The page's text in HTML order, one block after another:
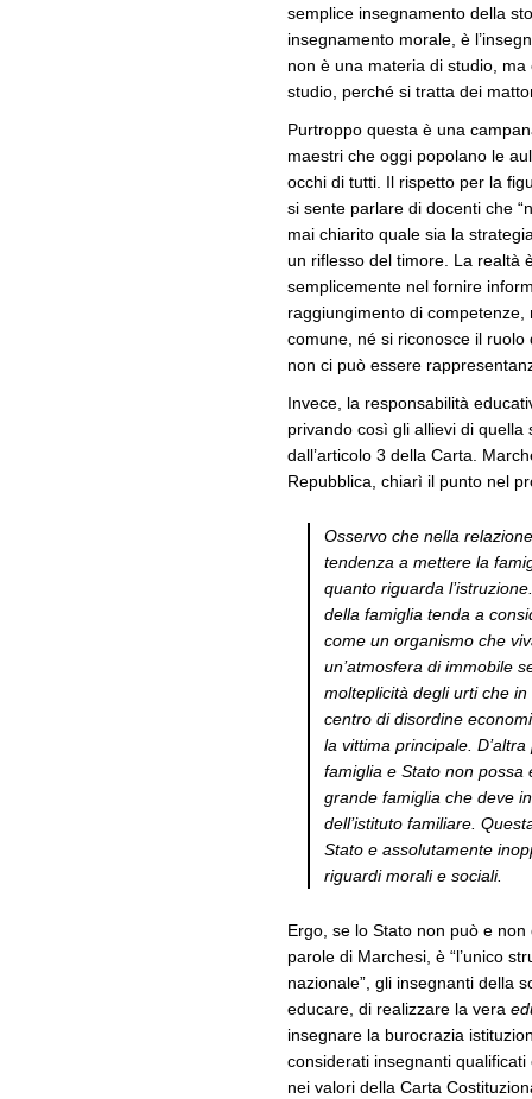
semplice insegnamento della
insegnamento morale, è
non è una materia di studio,
studio, perché si tratta dei
Purtroppo questa è una
maestri che oggi popolano le
occhi di tutti. Il rispetto per la
si sente parlare di docenti che
mai chiarito quale sia la
un riflesso del timore. La realtà
semplicemente nel fornire
raggiungimento di
comune, né si riconosce il ruolo
non ci può essere
Invece, la responsabilità
privando così gli allievi di
dall’articolo 3 della Carta.
Repubblica, chiarì il punto nel
Osservo che nella
tendenza a mettere la
quanto riguarda
della famiglia tenda a
come un organismo che
un’atmosfera di immobile
molteplicità degli urti che
centro di disordine
la vittima principale.
famiglia e Stato non possa
grande famiglia che deve
dell’istituto familiare.
Stato e assolutamente
riguardi morali e sociali.
Ergo, se lo Stato non può e
parole di Marchesi, è “l’unico
nazionale”, gli insegnanti della
educare, di realizzare la vera
insegnare la burocrazia
considerati insegnanti
nei valori della Carta